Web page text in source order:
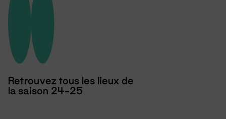
Retrouvez tous les lieux de
la saison 24-25